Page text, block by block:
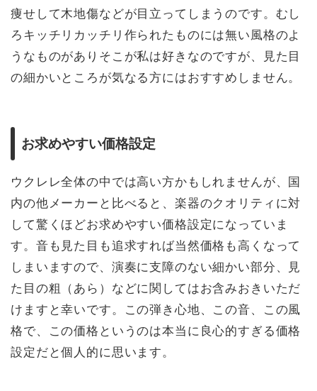
痩せして木地傷などが目立ってしまうのです。むし
ろキッチリカッチリ作られたものには無い風格のよ
うなものがありそこが私は好きなのですが、見た目
の細かいところが気なる方にはおすすめしません。
お求めやすい価格設定
ウクレレ全体の中では高い方かもしれませんが、国
内の他メーカーと比べると、楽器のクオリティに対
して驚くほどお求めやすい価格設定になっていま
す。音も見た目も追求すれば当然価格も高くなって
しまいますので、演奏に支障のない細かい部分、見
た目の粗（あら）などに関してはお含みおきいただ
けますと幸いです。この弾き心地、この音、この風
格で、この価格というのは本当に良心的すぎる価格
設定だと個人的に思います。